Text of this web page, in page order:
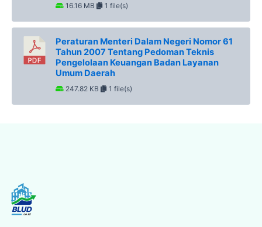
16.16 MB 1 file(s)
Peraturan Menteri Dalam Negeri Nomor 61
Tahun 2007 Tentang Pedoman Teknis
Pengelolaan Keuangan Badan Layanan
Umum Daerah
247.82 KB 1 file(s)